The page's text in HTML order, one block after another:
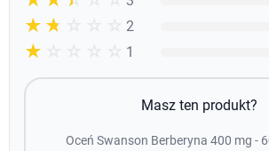
☆☆☆☆☆
★★ 2
☆☆☆☆☆
★ 1
Masz ten produkt?
Oceń Swanson Berberyna 400 mg -